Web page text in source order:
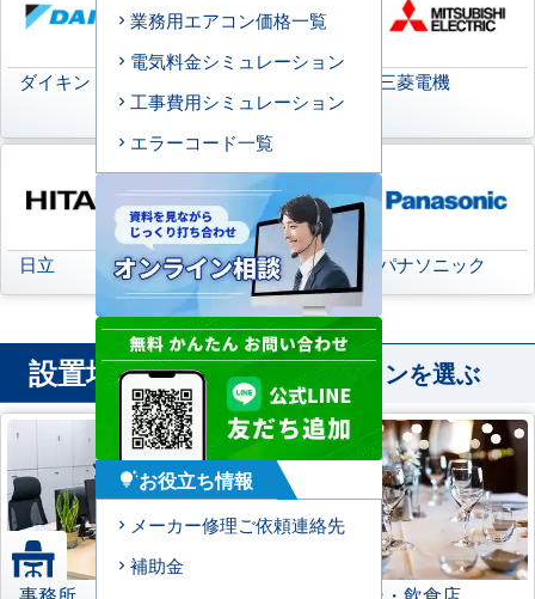
ダイキン
(旧:東芝キヤリア)
三菱電機
日立 三菱重工 パナソニック
設置場所 から業務用エアコンを選ぶ
業務用エアコン価格一覧
電気料金シミュレーション
工事費用シミュレーション
エラーコード一覧
tips_and_updatesお役立ち情報
メーカー修理ご依頼連絡先
補助金